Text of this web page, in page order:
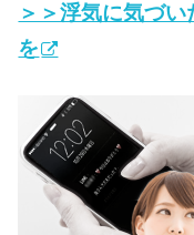
＞＞浮気に気づ
を